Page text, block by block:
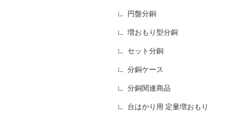
円盤分銅
増おもり型分銅
セット分銅
分銅ケース
分銅関連商品
台はかり用 定量増おもり